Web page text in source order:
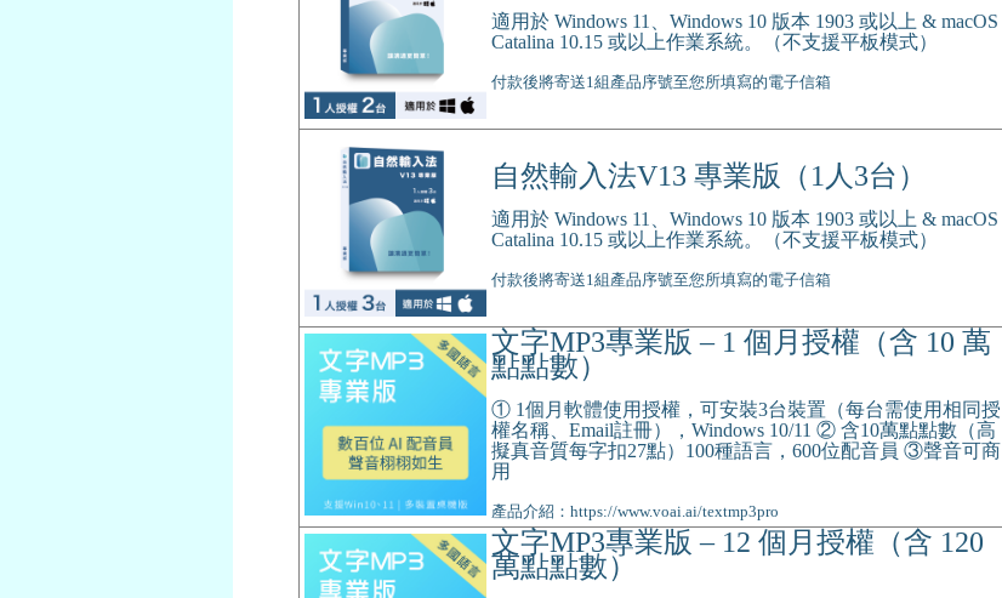
適用於 Windows 11、Windows 10 版本 1903 或以上 & macOS
Catalina 10.15 或以上作業系統。（不支援平板模式）
付款後將寄送1組產品序號至您所填寫的電子信箱
自然輸入法V13 專業版（1人3台）
適用於 Windows 11、Windows 10 版本 1903 或以上 & macOS
Catalina 10.15 或以上作業系統。（不支援平板模式）
付款後將寄送1組產品序號至您所填寫的電子信箱
文字MP3專業版 – 1 個月授權（含 10 萬
點點數）
① 1個月軟體使用授權，可安裝3台裝置（每台需使用相同授
權名稱、Email註冊），Windows 10/11 ② 含10萬點點數（高
擬真音質每字扣27點）100種語言，600位配音員 ③聲音可商
用
產品介紹：https://www.voai.ai/textmp3pro
文字MP3專業版 – 12 個月授權（含 120
萬點點數）